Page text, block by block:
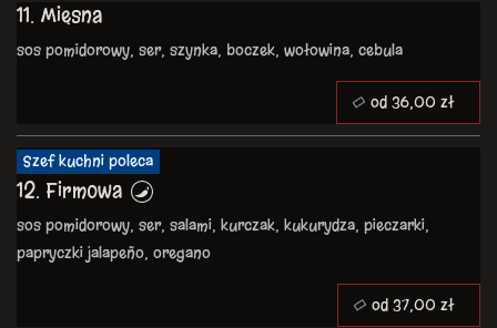
11. Mięsna
sos pomidorowy, ser, szynka, boczek, wołowina, cebula
Szef kuchni poleca
12. Firmowa
sos pomidorowy, ser, salami, kurczak, kukurydza, pieczarki,
papryczki jalapeño, oregano